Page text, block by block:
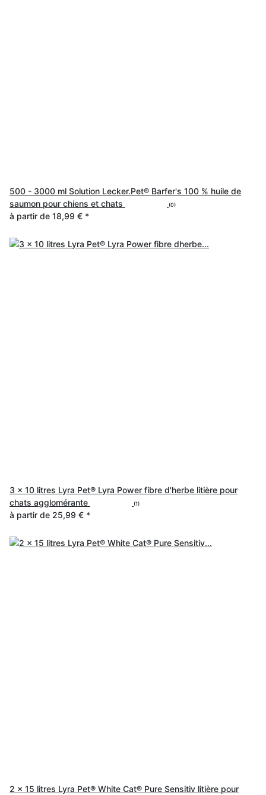
500 - 3000 ml Solution Lecker.Pet® Barfer's 100 % huile de
saumon pour chiens et chats
(0)
à partir de 18,99 € *
3 x 10 litres Lyra Pet® Lyra Power fibre d'herbe litière pour
chats agglomérante
(1)
à partir de 25,99 € *
2 x 15 litres Lyra Pet® White Cat® Pure Sensitiv litière pour